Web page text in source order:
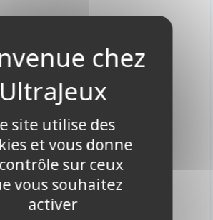
uniques
par partie
en bois
Tiny Epic
de 1 à 4 Joueurs
60 minutes
site utilise des
et vous donne
sur ceux
vous souhaitez
activer